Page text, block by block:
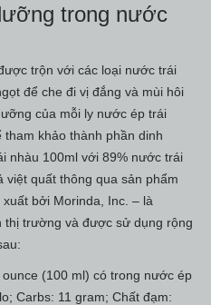
trong nước
trộn với các loại nước trái
để che đi vị đắng và mùi hôi
của mỗi ly nước ép trái
khảo thành phần dinh
nhàu 100ml với 89% nước trái
việt quất thông qua sản phẩm
bởi Morinda, Inc. – là
trường và được sử dụng rộng
(100 ml) có trong nước ép
Carbs: 11 gram; Chất đạm: